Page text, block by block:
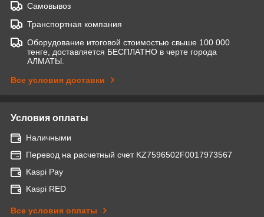
Самовывоз
Транспортная компания
Оборудование итоговой стоимостью свыше 100 000
тенге, доставляется БЕСПЛАТНО в черте города
АЛМАТЫ.
Все условия доставки
Условия оплаты
Наличными
Перевод на расчетный счет KZ7596502F0017973567
Kaspi Pay
Kaspi RED
Все условия оплаты